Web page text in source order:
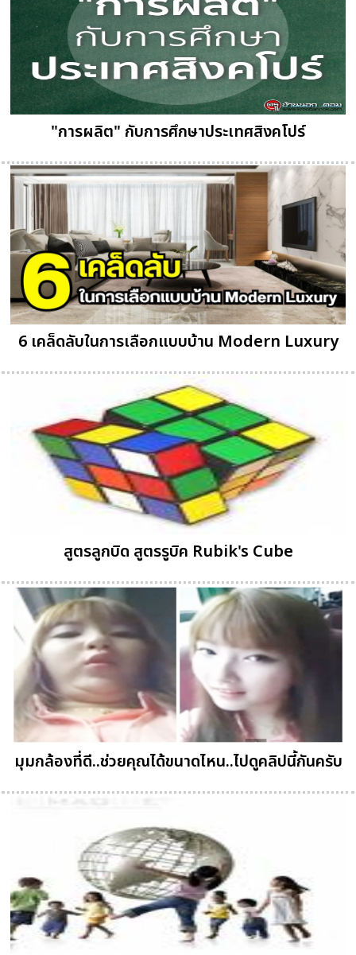
"การผลิต" กับการศึกษาประเทศสิงคโปร์
6 เคล็ดลับในการเลือกแบบบ้าน Modern Luxury
สูตรลูกบิด สูตรรูบิค Rubik's Cube
มุมกล้องที่ดี..ช่วยคุณได้ขนาดไหน..ไปดูคลิปนี้กันครับ